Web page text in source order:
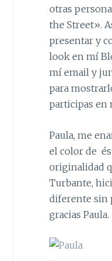
otras
the Street».
presentar y
look en mí
mí email y
para
participas en
Paula, me
el color de
originalidad
Turbante,
diferente sin
gracias Paula.